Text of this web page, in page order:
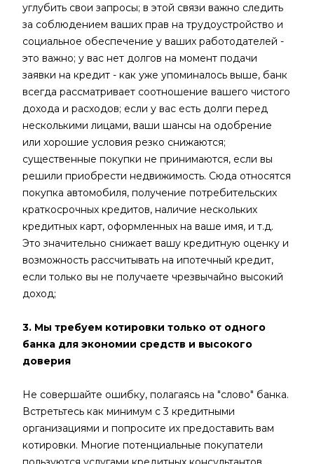
углубить свои запросы; в этой связи важно следить
за соблюдением ваших прав на трудоустройство и
социальное обеспечение у ваших работодателей -
это важно; у вас нет долгов на момент подачи
заявки на кредит - как уже упоминалось выше, банк
всегда рассматривает соотношение вашего чистого
дохода и расходов; если у вас есть долги перед
несколькими лицами, ваши шансы на одобрение
или хорошие условия резко снижаются;
существенные покупки не принимаются, если вы
решили приобрести недвижимость. Сюда относятся
покупка автомобиля, получение потребительских
краткосрочных кредитов, наличие нескольких
кредитных карт, оформленных на ваше имя, и т.д.
Это значительно снижает вашу кредитную оценку и
возможность рассчитывать на ипотечный кредит,
если только вы не получаете чрезвычайно высокий
доход;
3. Мы требуем котировки только от одного
банка для экономии средств и высокого
доверия
Не совершайте ошибку, полагаясь на "слово" банка.
Встретьтесь как минимум с 3 кредитными
организациями и попросите их предоставить вам
котировки. Многие потенциальные покупатели